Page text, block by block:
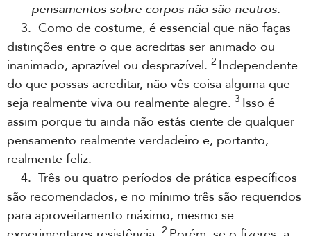
pensamentos sobre corpos não são neutros.
3. Como de costume, é essencial que não faças
distinções entre o que acreditas ser animado ou
inanimado, aprazível ou desprazível. 2 Independente
do que possas acreditar, não vês coisa alguma que
seja realmente viva ou realmente alegre. 3 Isso é
assim porque tu ainda não estás ciente de qualquer
pensamento realmente verdadeiro e, portanto,
realmente feliz.
4. Três ou quatro períodos de prática específicos
são recomendados, e no mínimo três são requeridos
para aproveitamento máximo, mesmo se
2